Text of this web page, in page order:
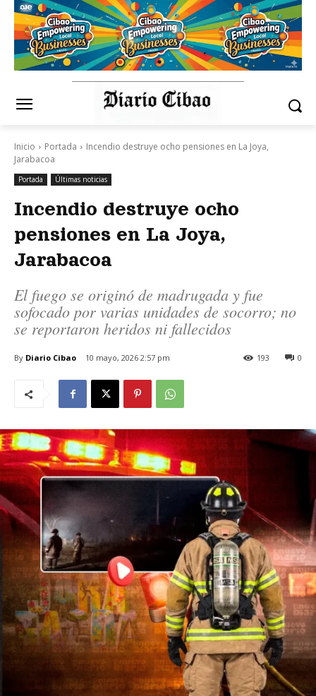
Inicio Portada
Incendio destruye ocho pensiones en La Joya,
Jarabacoa
Portada Últimas noticias
Incendio destruye ocho
pensiones en La Joya,
Jarabacoa
El fuego se originó de madrugada y fue
sofocado por varias unidades de socorro; no
se reportaron heridos ni fallecidos
By Diario Cibao 10 mayo, 2026 2:57 pm 0
193